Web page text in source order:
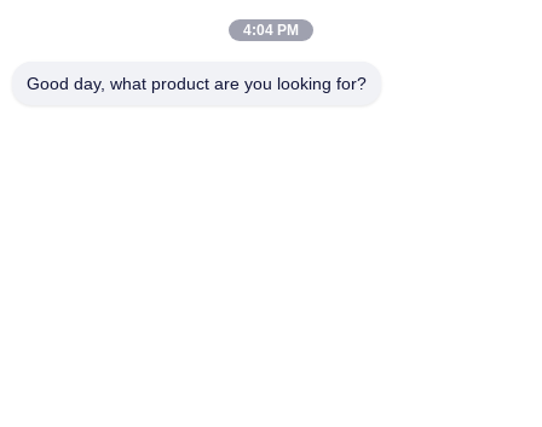
4:04 PM
Good day, what product are you looking for?